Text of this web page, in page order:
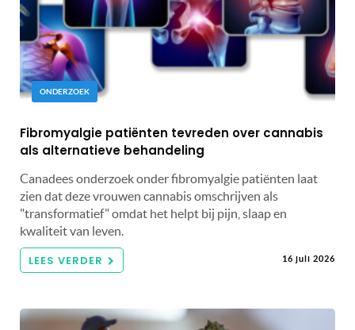
ONDERZOEK
Fibromyalgie patiënten tevreden over cannabis
als alternatieve behandeling
Canadees onderzoek onder fibromyalgie patiënten laat
zien dat deze vrouwen cannabis omschrijven als
"transformatief" omdat het helpt bij pijn, slaap en
kwaliteit van leven.
LEES VERDER 16 juli 2026